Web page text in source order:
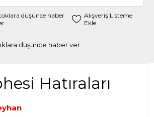
düşünce haber
Alışveriş Listeme
Ekle
düşünce haber ver
Hatıraları